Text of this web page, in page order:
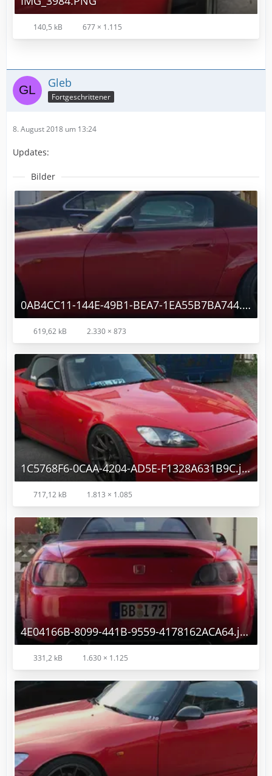
140,5 kB 677 × 1.115
Gleb
Fortgeschrittener
8. August 2018 um 13:24
Updates:
Bilder
0AB4CC11-144E-49B1-BEA7-1EA55B7BA744.jpeg
619,62 kB 2.330 × 873
1C5768F6-0CAA-4204-AD5E-F1328A631B9C.jpeg
717,12 kB 1.813 × 1.085
4E04166B-8099-441B-9559-4178162ACA64.jpeg
331,2 kB 1.630 × 1.125